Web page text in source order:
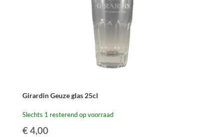
Girardin Geuze glas 25cl
Slechts 1 resterend op voorraad
€4,00